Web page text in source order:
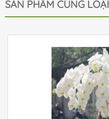
SẢN PHẨM CÙNG LOẠI